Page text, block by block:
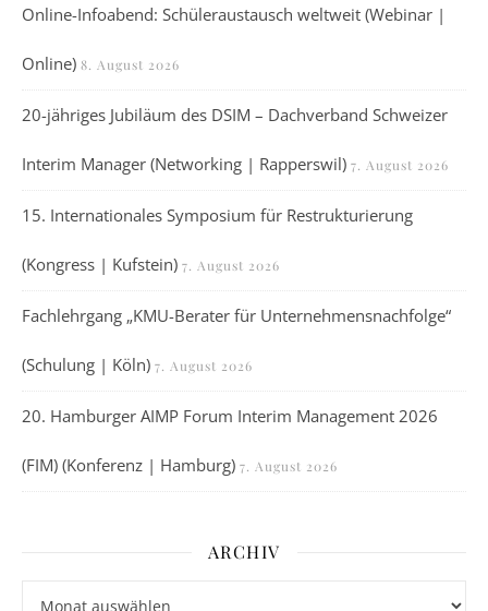
Online-Infoabend: Schüleraustausch weltweit (Webinar |
Online) 8. August 2026
20-jähriges Jubiläum des DSIM – Dachverband Schweizer
Interim Manager (Networking | Rapperswil) 7. August 2026
15. Internationales Symposium für Restrukturierung
(Kongress | Kufstein) 7. August 2026
Fachlehrgang „KMU-Berater für Unternehmensnachfolge“
(Schulung | Köln) 7. August 2026
20. Hamburger AIMP Forum Interim Management 2026
(FIM) (Konferenz | Hamburg) 7. August 2026
ARCHIV